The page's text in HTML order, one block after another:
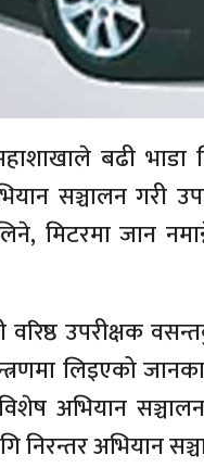
बढी
सञ्चालन गरी
मिटरमा जान
वरिष्ठ उपरीक्षक
लिइएको
अभियान
निरन्तर अभियान